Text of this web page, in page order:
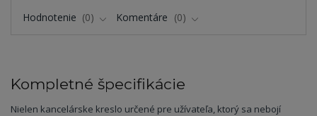
Hodnotenie
0 Komentáre 0
Kompletné špecifikácie
Nielen kancelárske kreslo určené pre užívateľa, ktorý sa nebojí